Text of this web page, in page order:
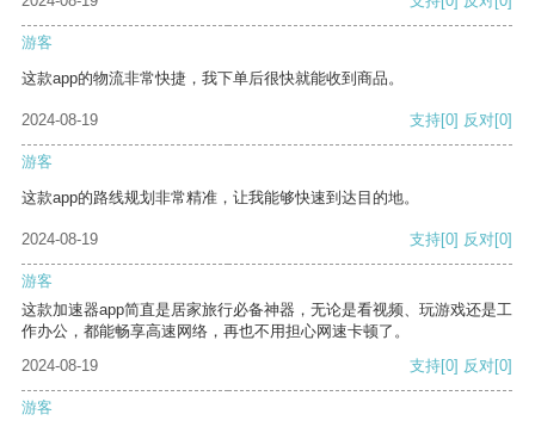
游客
这款app的物流非常快捷，我下单后很快就能收到商品。
2024-08-19 支持[0] 反对[0]
游客
这款app的路线规划非常精准，让我能够快速到达目的地。
2024-08-19 支持[0] 反对[0]
游客
这款加速器app简直是居家旅行必备神器，无论是看视频、玩游戏还是工
作办公，都能畅享高速网络，再也不用担心网速卡顿了。
2024-08-19
支持[0] 反对[0]
游客